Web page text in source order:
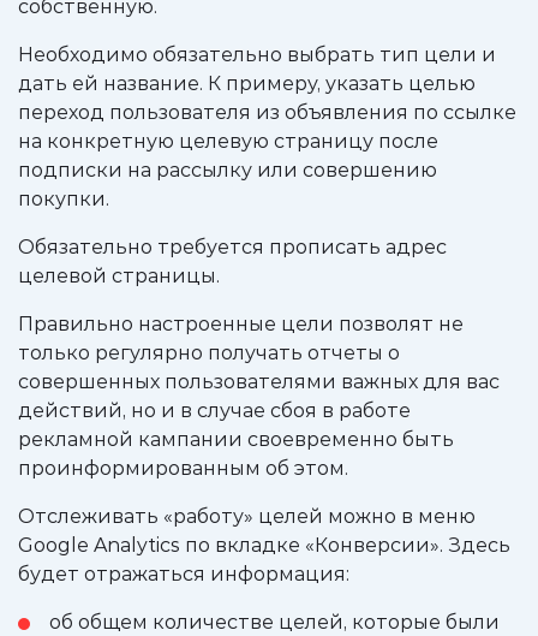
собственную.
Необходимо обязательно выбрать тип цели и
дать ей название. К примеру, указать целью
переход пользователя из объявления по ссылке
на конкретную целевую страницу после
подписки на рассылку или совершению
покупки.
Обязательно требуется прописать адрес
целевой страницы.
Правильно настроенные цели позволят не
только регулярно получать отчеты о
совершенных пользователями важных для вас
действий, но и в случае сбоя в работе
рекламной кампании своевременно быть
проинформированным об этом.
Отслеживать «работу» целей можно в меню
Google Analytics по вкладке «Конверсии». Здесь
будет отражаться информация:
об общем количестве целей, которые были